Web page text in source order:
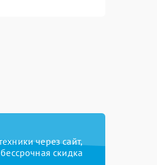
через сайт,
скидка